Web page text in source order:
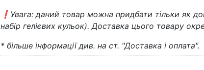
❗️Увага: даний товар можна придбати тільки як
набір гелієвих кульок). Доставка цього товару
* більше інформації див. на ст. "Доставка і оплата".